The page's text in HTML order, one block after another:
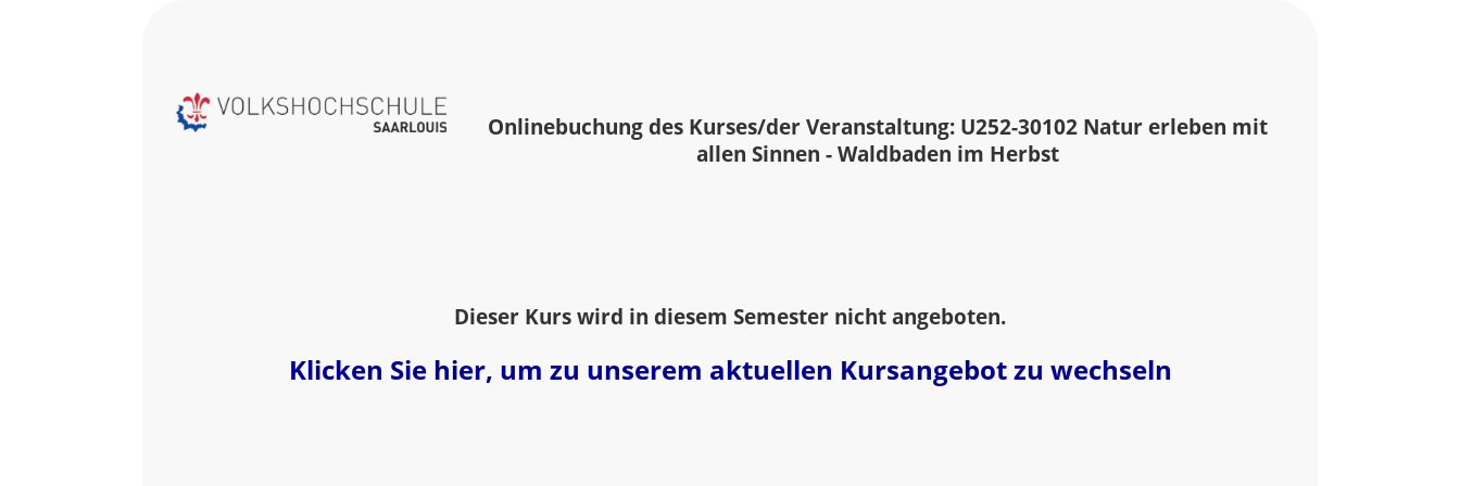
Onlinebuchung des Kurses/der Veranstaltung: U252-30102 Natur erleben mit
allen Sinnen - Waldbaden im Herbst
Dieser Kurs wird in diesem Semester nicht angeboten.
Klicken Sie hier, um zu unserem aktuellen Kursangebot zu wechseln